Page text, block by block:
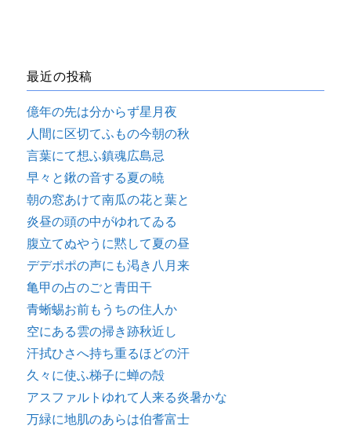
最近の投稿
億年の先は分からず星月夜
人間に区切てふもの今朝の秋
言葉にて想ふ鎮魂広島忌
早々と鍬の音する夏の暁
朝の窓あけて南瓜の花と葉と
炎昼の頭の中がゆれてゐる
腹立てぬやうに黙して夏の昼
デデポポの声にも渇き八月来
亀甲の占のごと青田干
青蜥蜴お前もうちの住人か
空にある雲の掃き跡秋近し
汗拭ひさへ持ち重るほどの汗
久々に使ふ梯子に蝉の殻
アスファルトゆれて人来る炎暑かな
万緑に地肌のあらは伯耆富士